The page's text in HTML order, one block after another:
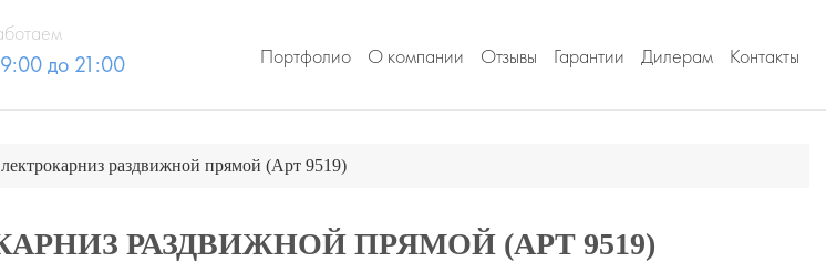
до 21:00 Портфолио О компании Отзывы Гарантии Дилерам Контакты
раздвижной прямой (Арт 9519)
РАЗДВИЖНОЙ ПРЯМОЙ (АРТ 9519)